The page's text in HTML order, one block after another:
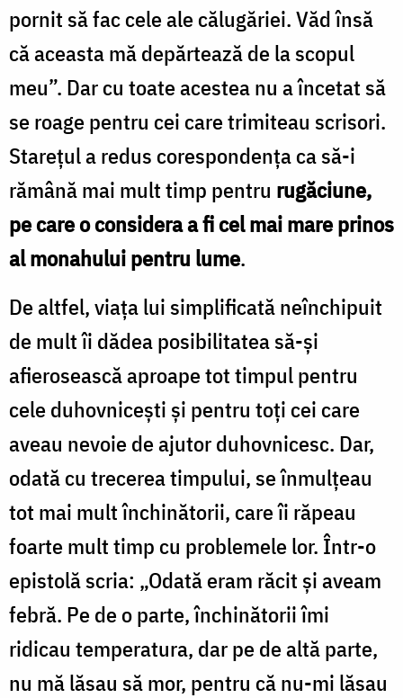
pornit să fac cele ale călugăriei. Văd însă
că aceasta mă depărtează de la scopul
meu”. Dar cu toate acestea nu a încetat să
se roage pentru cei care trimiteau scrisori.
Stareţul a redus corespondenţa ca să-i
rămână mai mult timp pentru rugăciune,
pe care o considera a fi cel mai mare prinos
al monahului pentru lume.
De altfel, viaţa lui simplificată neînchipuit
de mult îi dădea posibilitatea să-şi
afierosească aproape tot timpul pentru
cele duhovniceşti şi pentru toţi cei care
aveau nevoie de ajutor duhovnicesc. Dar,
odată cu trecerea timpului, se înmulţeau
tot mai mult închinătorii, care îi răpeau
foarte mult timp cu problemele lor. Într-o
epistolă scria: „Odată eram răcit şi aveam
febră. Pe de o parte, închinătorii îmi
ridicau temperatura, dar pe de altă parte,
nu mă lăsau să mor, pentru că nu-mi lăsau